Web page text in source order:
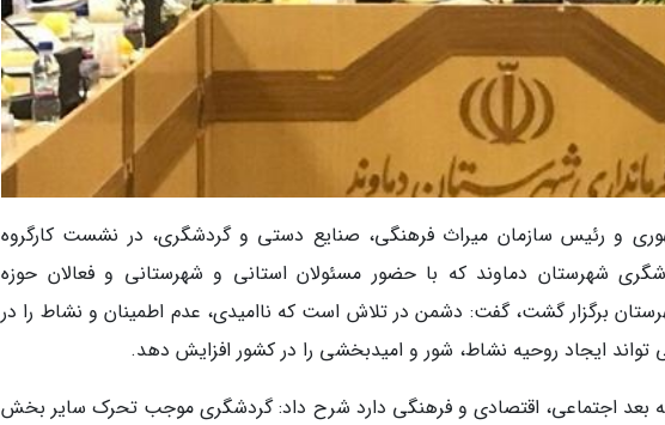
و رئیس سازمان میراث فرهنگی، صنایع دستی و گردشگری، در نشست کارگروه
شهرستان دماوند که با حضور مسئولان استانی و شهرستانی و فعالان حوزه
برگزار گشت، گفت: دشمن در تلاش است که ناامیدی، عدم اطمینان و نشاط را در
ایجاد روحیه نشاط، شور و امیدبخشی را در کشور افزایش دهد.
سه بعد اجتماعی، اقتصادی و فرهنگی دارد شرح داد: گردشگری موجب تحرک سایر بخش